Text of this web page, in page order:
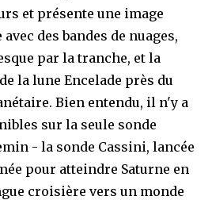
et présente une image
des bandes de nuages,
par la tranche, et la
la lune Encelade près du
Bien entendu, il n'y a
sur la seule sonde
- la sonde Cassini, lancée
pour atteindre Saturne en
croisière vers un monde